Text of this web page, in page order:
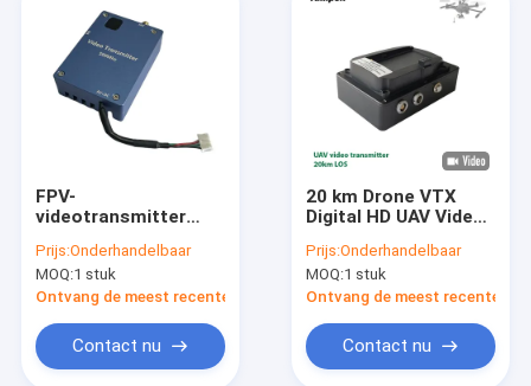
FPV-
videotransmitter
videotransmissie
600Mhz Ultra lange
afstand 8 kanalen 2
voor 20 km
Prijs:Onderhandelbaar
MOQ:1 stuk
Ontvang de meest recente Prijs
Contact nu
20 km Drone VTX
Digital HD UAV Video
Encryption HD-MI
Input
Prijs:Onderhandelbaar
MOQ:1 stuk
Ontvang de meest recente
Contact nu